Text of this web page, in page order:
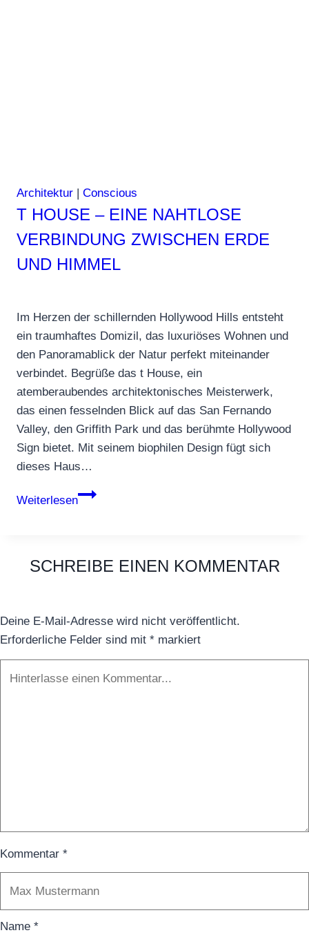
Architektur | Conscious
T HOUSE – EINE NAHTLOSE
VERBINDUNG ZWISCHEN ERDE
UND HIMMEL
Im Herzen der schillernden Hollywood Hills entsteht
ein traumhaftes Domizil, das luxuriöses Wohnen und
den Panoramablick der Natur perfekt miteinander
verbindet. Begrüße das t House, ein
atemberaubendes architektonisches Meisterwerk,
das einen fesselnden Blick auf das San Fernando
Valley, den Griffith Park und das berühmte Hollywood
Sign bietet. Mit seinem biophilen Design fügt sich
dieses Haus…
Weiterlesen
t
nahtlose
Erde
und
Himmel
SCHREIBE EINEN KOMMENTAR
Deine E-Mail-Adresse wird nicht veröffentlicht.
Erforderliche Felder sind mit * markiert
Kommentar *
Name *